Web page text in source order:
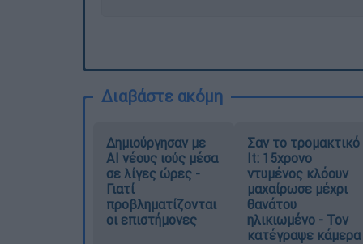
Διαβάστε ακόμη
Δημιούργησαν με
AI νέους ιούς μέσα
σε λίγες ώρες -
Γιατί
προβληματίζονται
οι επιστήμονες
Σαν το τρομακτικό
It: 15χρονο
ντυμένος κλόουν
μαχαίρωσε μέχρι
θανάτου
ηλικιωμένο - Τον
κατέγραψε κάμερα